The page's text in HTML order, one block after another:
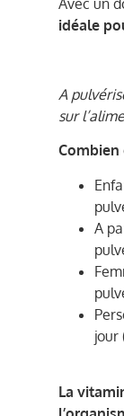
idéale
A
sur
Combien
A
jour
La